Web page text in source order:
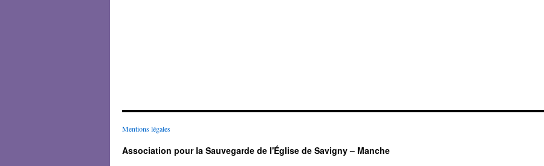
Mentions légales
Association pour la Sauvegarde de l'Église de Savigny – Manche